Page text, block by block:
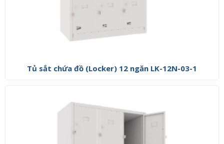
Tủ sắt chứa đồ (Locker) 12 ngăn LK-12N-03-1